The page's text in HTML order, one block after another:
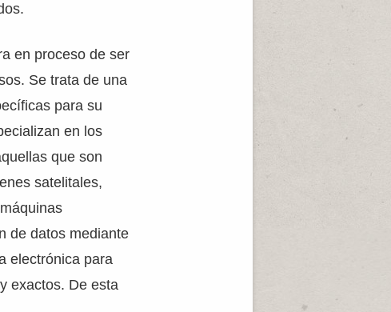
en proceso de ser
Se trata de una
para su
en los
que son
satelitales,
de datos mediante
electrónica para
exactos. De esta